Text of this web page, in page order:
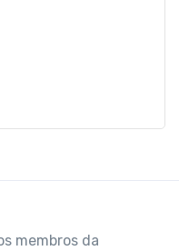
membros da